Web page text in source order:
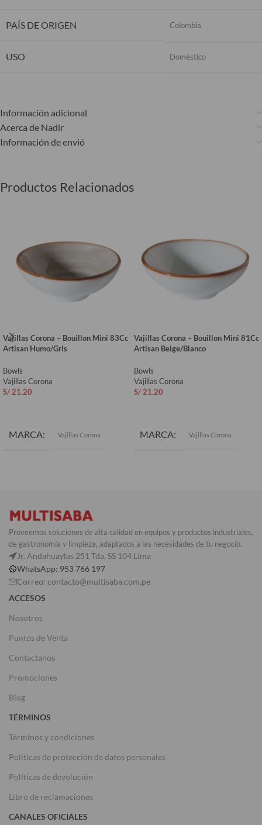
PAÍS DE ORIGEN Colombia
USO Doméstico
Información adicional
Acerca de Nadir
Información de envió
Productos Relacionados
Vajillas Corona – Bouillon Mini 83Cc
Artisan Humo/Gris
Bowls
Vajillas Corona
S/21.20
MARCA Vajillas Corona
Vajillas Corona – Bouillon Mini 81Cc
Artisan Beige/Blanco
Bowls
Vajillas Corona
S/21.20
MARCA Vajillas Corona
Proveemos soluciones de alta calidad en equipos y productos industriales,
de gastronomía y limpieza, adaptados a las necesidades de tu negocio.
Jr. Andahuaylas 251 Tda. SS 104 Lima
WhatsApp: 953 766 197
Correo: contacto@multisaba.com.pe
ACCESOS
Nosotros
Puntos de Venta
Contactanos
Promociones
Blog
TÉRMINOS
Términos y condiciones
Políticas de protección de datos personales
Políticas de devolución
Libro de reclamaciones
CANALES OFICIALES